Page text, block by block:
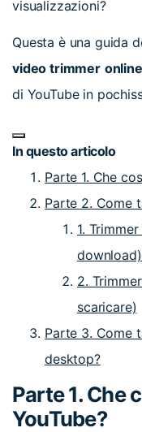
visualizzazioni?
Questa è una guida
video trimmer online
di YouTube in
In questo articolo
Parte 1. Che
Parte 2. Come
1.
2.
scaricare)
Parte 3. Come
desktop?
Parte 1. Che
YouTube?